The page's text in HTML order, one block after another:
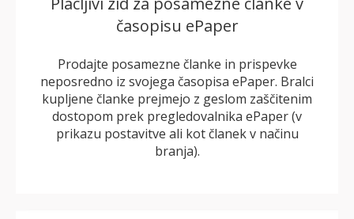
časopisu ePaper
Prodajte posamezne članke in prispevke
neposredno iz svojega časopisa ePaper. Bralci
kupljene članke prejmejo z geslom zaščitenim
dostopom prek pregledovalnika ePaper (v
prikazu postavitve ali kot članek v načinu
branja).